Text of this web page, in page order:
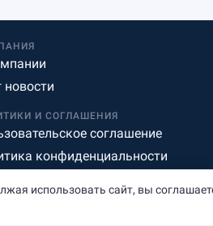
новости
И СОГЛАШЕНИЯ
соглашение
конфиденциальности
использовать сайт, вы